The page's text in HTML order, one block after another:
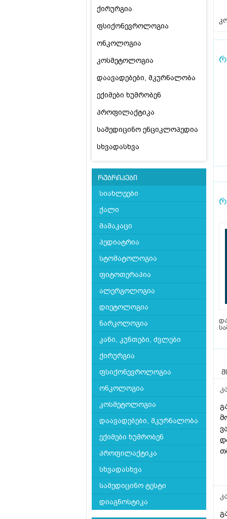
ქირურგია
ფსიქონევროლოგია
ონკოლოგია
კოსმეტოლოგია
დაავადებები, მკურნალობა
ექიმები ხუმრობენ
პროფილაქტიკა
სამედიცინო ენციკლოპედია
სხვადასხვა
რუბრიკები
სიახლეები
ქალი
მამაკაცი
პედიატრია
სტომატოლოგია
ფიტოთერაპია
ალერგოლოგია
დიეტოლოგია
ნარკოლოგია
კანი, კუნთები, ძვლები
ქირურგია
ფსიქონევროლოგია
ონკოლოგია
კოსმეტოლოგია
დაავადებები, მკურნალობა
ექიმები ხუმრობენ
პროფილაქტიკა
სხვადასხვა
სამედიცინო ტესტი
დიაგნოსტიკა